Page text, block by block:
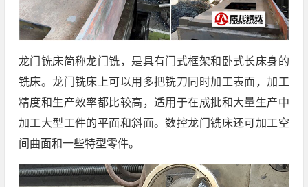
龙门铣床简称龙门铣，是具有门式框架和卧式长床身的
铣床。龙门铣床上可以用多把铣刀同时加工表面，加工
精度和生产效率都比较高，适用于在成批和大量生产中
加工大型工件的平面和斜面。数控龙门铣床还可加工空
间曲面和一些特型零件。